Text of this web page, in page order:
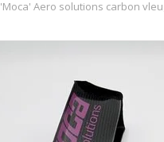
'Moca' Aero solutions carbon